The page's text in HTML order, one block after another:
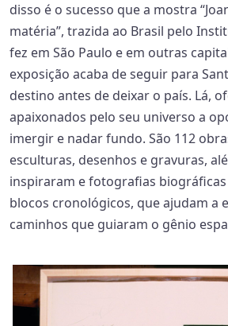
disso é o sucesso que a mostra
matéria”, trazida ao Brasil pelo
fez em São Paulo e em outras
exposição acaba de seguir para
destino antes de deixar o país. Lá,
apaixonados pelo seu universo a
imergir e nadar fundo. São 112
esculturas, desenhos e gravuras,
inspiraram e fotografias
blocos cronológicos, que ajudam a
caminhos que guiaram o gênio